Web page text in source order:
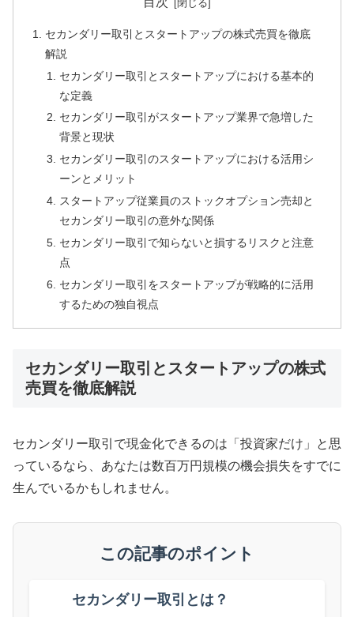
セカンダリー取引とスタートアップの株式売買を徹底
解説
セカンダリー取引とスタートアップにおける基本的
な定義
セカンダリー取引がスタートアップ業界で急増した
背景と現状
セカンダリー取引のスタートアップにおける活用シ
ーンとメリット
スタートアップ従業員のストックオプション売却と
セカンダリー取引の意外な関係
セカンダリー取引で知らないと損するリスクと注意
点
セカンダリー取引をスタートアップが戦略的に活用
するための独自視点
セカンダリー取引とスタートアップの株式
売買を徹底解説
セカンダリー取引で現金化できるのは「投資家だけ」と思
っているなら、あなたは数百万円規模の機会損失をすでに
生んでいるかもしれません。
この記事のポイント
セカンダリー取引とは？